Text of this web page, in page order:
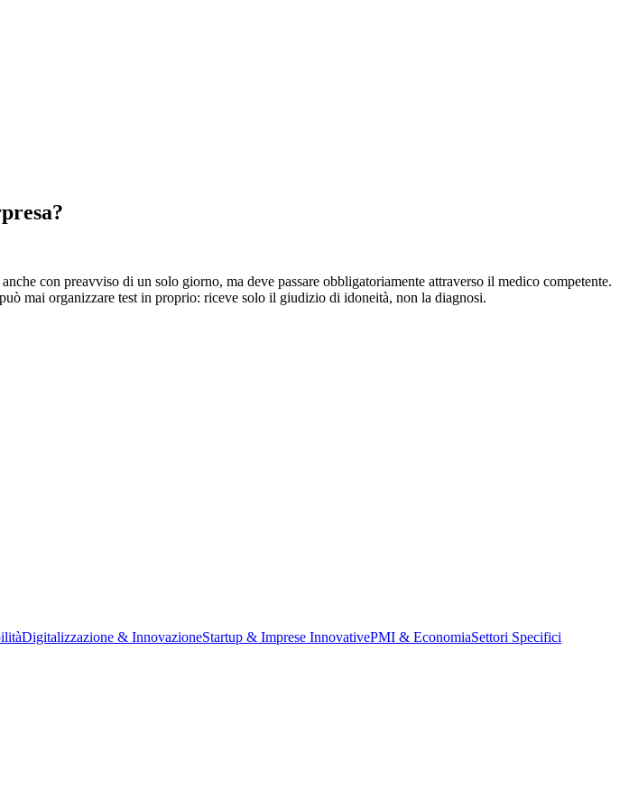
con preavviso di un solo giorno, ma deve passare obbligatoriamente attraverso il medico competente.
mai organizzare test in proprio: riceve solo il giudizio di idoneità, non la diagnosi.
Digitalizzazione & InnovazioneStartup & Imprese InnovativePMI & EconomiaSettori Specifici